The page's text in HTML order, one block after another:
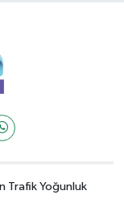
Trafik Yoğunluk